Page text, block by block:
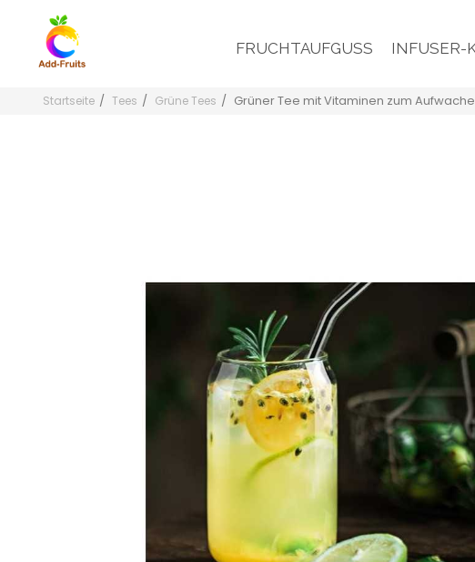
FRUCHTAUFGUSS INFUSER-
Startseite Tees Grüne Tees Grüner Tee mit Vitaminen zum